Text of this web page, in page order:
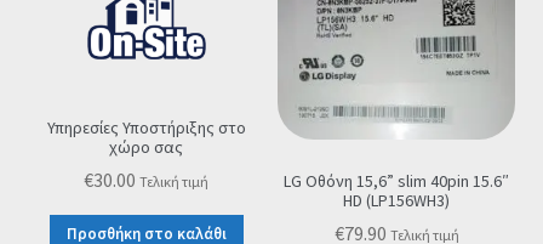
Υπηρεσίες Υποστήριξης στο
χώρο σας
€30.00 Τελική τιμή
Προσθήκη στο καλάθι
LG Οθόνη 15,6” slim 40pin 15.6″
HD (LP156WH3)
€79.90 Τελική τιμή